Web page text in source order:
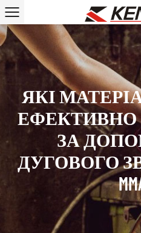
ЯКІ
ЕФЕКТИВНО
ЗА
ДУГОВОГО